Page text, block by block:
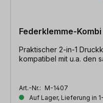
Federklemme-Kombi
Praktischer 2-in-1
kompatibel mit u.a. den
Art.-Nr.: M-1407
Auf Lager, Lieferung in